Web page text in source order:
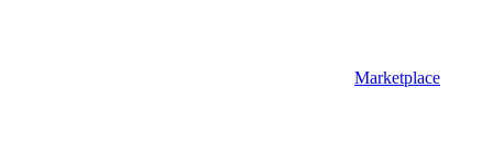
Marketplace